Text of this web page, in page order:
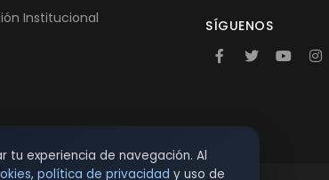
Institucional
SÍGUENOS
tu experiencia de navegación. Al
, política de privacidad y uso de